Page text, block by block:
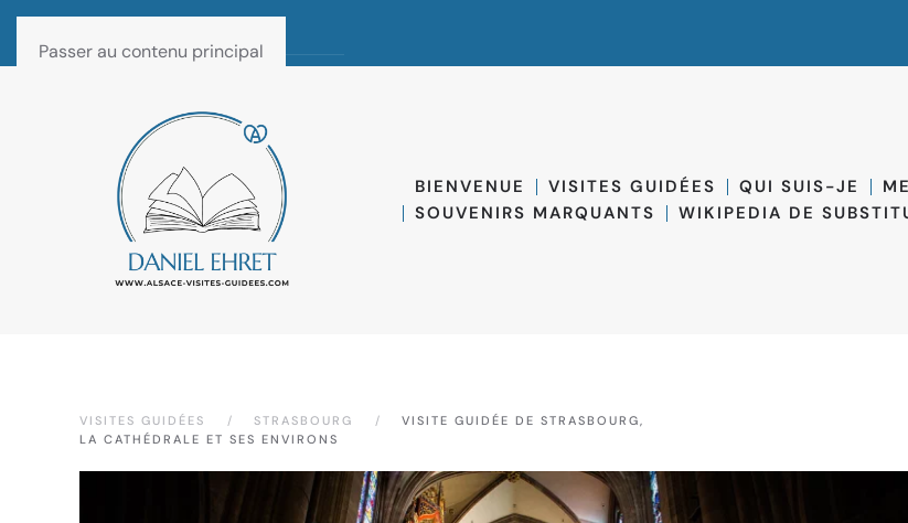
Passer au contenu principal
BIENVENUE VISITES GUIDÉES QUI SUIS-JE
SOUVENIRS MARQUANTS
WIKIPEDIA DE
VISITES GUIDÉES STRASBOURG
VISITE GUIDÉE DE STRASBOURG,
LA CATHÉDRALE ET SES ENVIRONS